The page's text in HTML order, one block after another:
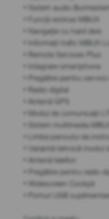
• Sistem audio
• Funcții extinse MBUX
• Navigație cu hard disk
• Informații trafic MBUX
• Remote Services Plus
• Integrare smartphone
• Pregătire pentru
• Radio digital
• Antenă GPS
• Modul de comunicații
• Sistem multimedia MBUX
• Limba panoului de
• Variantă tehnică modul
• Antenă telefon
• Pregătire pentru radio
• Widescreen Cockpit
• Porturi USB